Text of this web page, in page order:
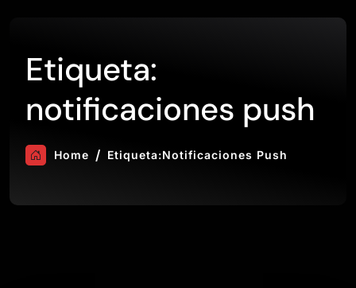
Etiqueta:
notificaciones push
Home Etiqueta:Notificaciones Push